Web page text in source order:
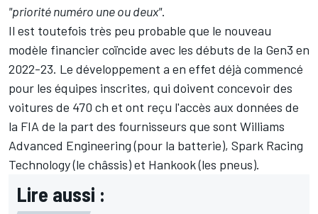
"priorité numéro une ou deux".
Il est toutefois très peu probable que le nouveau
modèle financier coïncide avec les débuts de la Gen3 en
2022-23. Le développement a en effet déjà commencé
pour les équipes inscrites, qui doivent concevoir des
voitures de 470 ch et ont reçu l'accès aux données de
la FIA de la part des fournisseurs que sont Williams
Advanced Engineering (pour la batterie), Spark Racing
Technology (le châssis) et Hankook (les pneus).
Lire aussi :